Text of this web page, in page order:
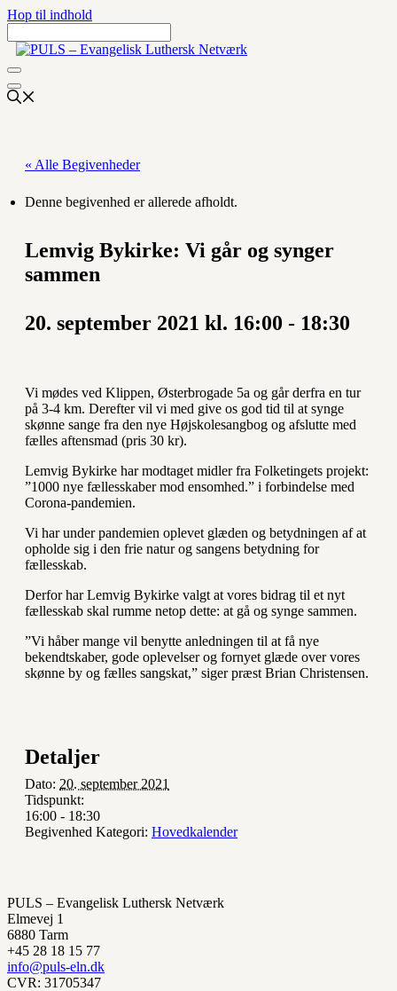
Hop til indhold
« Alle Begivenheder
Denne begivenhed er allerede afholdt.
Lemvig Bykirke: Vi går og synger
sammen
20. september 2021 kl. 16:00 - 18:30
Vi mødes ved Klippen, Østerbrogade 5a og går derfra en tur
på 3-4 km. Derefter vil vi med give os god tid til at synge
skønne sange fra den nye Højskolesangbog og afslutte med
fælles aftensmad (pris 30 kr).
Lemvig Bykirke har modtaget midler fra Folketingets projekt:
”1000 nye fællesskaber mod ensomhed.” i forbindelse med
Corona-pandemien.
Vi har under pandemien oplevet glæden og betydningen af at
opholde sig i den frie natur og sangens betydning for
fællesskab.
Derfor har Lemvig Bykirke valgt at vores bidrag til et nyt
fællesskab skal rumme netop dette: at gå og synge sammen.
”Vi håber mange vil benytte anledningen til at få nye
bekendtskaber, gode oplevelser og fornyet glæde over vores
skønne by og fælles sangskat,” siger præst Brian Christensen.
Detaljer
Dato: 20. september 2021
Tidspunkt:
16:00 - 18:30
Begivenhed Kategori: Hovedkalender
PULS – Evangelisk Luthersk Netværk
Elmevej 1
6880 Tarm
+45 28 18 15 77
info@puls-eln.dk
CVR: 31705347